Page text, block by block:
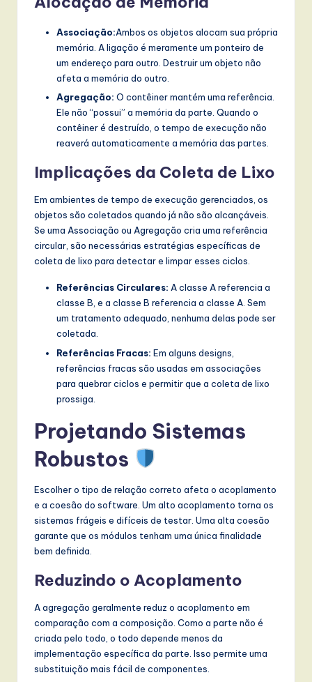
Associação:Ambos os objetos alocam sua própria
memória. A ligação é meramente um ponteiro de
um endereço para outro. Destruir um objeto não
afeta a memória do outro.
Agregação: O contêiner mantém uma referência.
Ele não “possui” a memória da parte. Quando o
contêiner é destruído, o tempo de execução não
reaverá automaticamente a memória das partes.
Implicações da Coleta de Lixo
Em ambientes de tempo de execução gerenciados, os
objetos são coletados quando já não são alcançáveis.
Se uma Associação ou Agregação cria uma referência
circular, são necessárias estratégias específicas de
coleta de lixo para detectar e limpar esses ciclos.
Referências Circulares: A classe A referencia a
classe B, e a classe B referencia a classe A. Sem
um tratamento adequado, nenhuma delas pode ser
coletada.
Referências Fracas: Em alguns designs,
referências fracas são usadas em associações
para quebrar ciclos e permitir que a coleta de lixo
prossiga.
Projetando Sistemas
Robustos
Escolher o tipo de relação correto afeta o acoplamento
e a coesão do software. Um alto acoplamento torna os
sistemas frágeis e difíceis de testar. Uma alta coesão
garante que os módulos tenham uma única finalidade
bem definida.
Reduzindo o Acoplamento
A agregação geralmente reduz o acoplamento em
comparação com a composição. Como a parte não é
criada pelo todo, o todo depende menos da
implementação específica da parte. Isso permite uma
substituição mais fácil de componentes.